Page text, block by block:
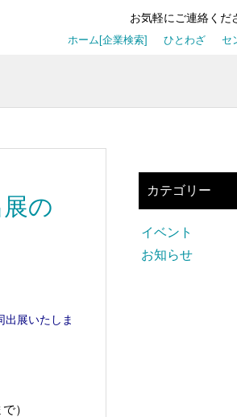
お気軽にご連絡くだ
ホーム[企業検索] ひとわざ セ
の
出展いたしま
）
カテゴリー
イベント
お知らせ